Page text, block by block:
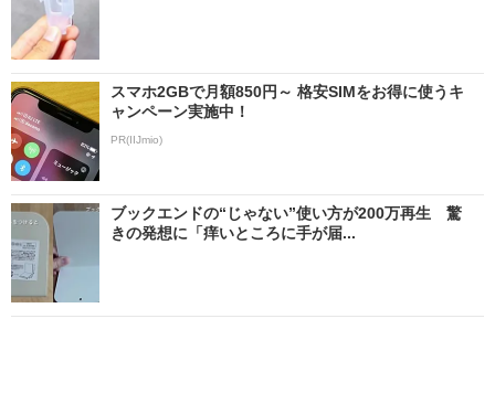
スマホ2GBで月額850円～ 格安SIMをお得に使うキ
ャンペーン実施中！
PR(IIJmio)
ブックエンドの“じゃない”使い方が200万再生 驚
きの発想に「痒いところに手が届...